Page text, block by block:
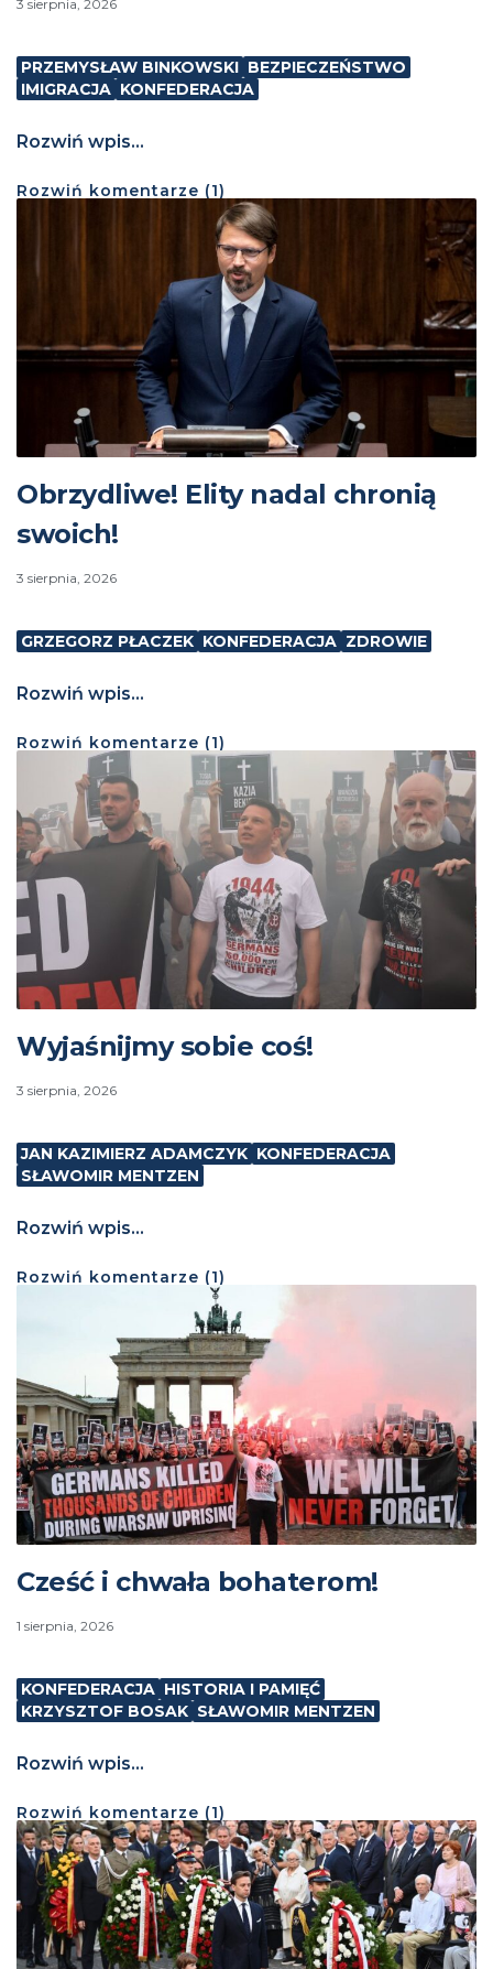
3 sierpnia, 2026
PRZEMYSŁAW BINKOWSKI BEZPIECZEŃSTWO
IMIGRACJA KONFEDERACJA
Rozwiń wpis...
Rozwiń komentarze (1)
Obrzydliwe! Elity nadal chronią
swoich!
3 sierpnia, 2026
GRZEGORZ PŁACZEK KONFEDERACJA ZDROWIE
Rozwiń wpis...
Rozwiń komentarze (1)
Wyjaśnijmy sobie coś!
3 sierpnia, 2026
JAN KAZIMIERZ ADAMCZYK KONFEDERACJA
SŁAWOMIR MENTZEN
Rozwiń wpis...
Rozwiń komentarze (1)
Cześć i chwała bohaterom!
1 sierpnia, 2026
KONFEDERACJA HISTORIA I PAMIĘĆ
KRZYSZTOF BOSAK SŁAWOMIR MENTZEN
Rozwiń wpis...
Rozwiń komentarze (1)